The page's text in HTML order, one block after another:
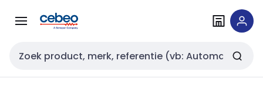
naar
naar
Zoekveld invoer